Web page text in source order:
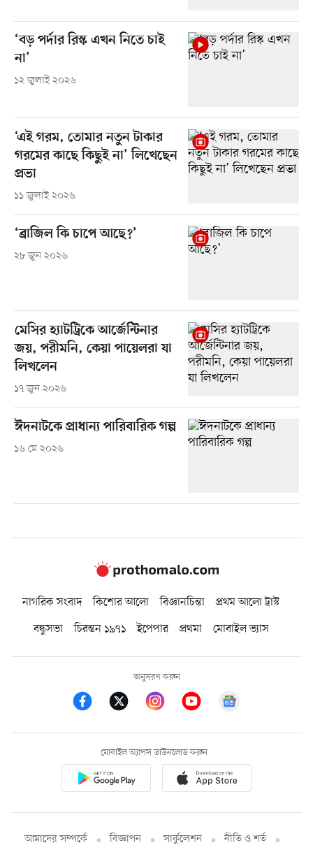
‘বড় পর্দার রিস্ক এখন নিতে চাই
না’
১২ জুলাই ২০২৬
‘এই গরম, তোমার নতুন টাকার
গরমের কাছে কিছুই না’ লিখেছেন
প্রভা
১১ জুলাই ২০২৬
‘ব্রাজিল কি চাপে আছে?’
২৮ জুন ২০২৬
মেসির হ্যাটট্রিকে আর্জেন্টিনার
জয়, পরীমনি, কেয়া পায়েলরা যা
লিখলেন
১৭ জুন ২০২৬
ঈদনাটকে প্রাধান্য পারিবারিক গল্প
১৬ মে ২০২৬
নাগরিক সংবাদ কিশোর আলো বিজ্ঞানচিন্তা
প্রথম আলো ট্রাস্ট
বন্ধুসভা
চিরন্তন ১৯৭১ ইপেপার প্রথমা মোবাইল ভ্যাস
অনুসরণ করুন
মোবাইল অ্যাপস ডাউনলোড করুন
আমাদের সম্পর্কে বিজ্ঞাপন সার্কুলেশন নীতি ও শর্ত